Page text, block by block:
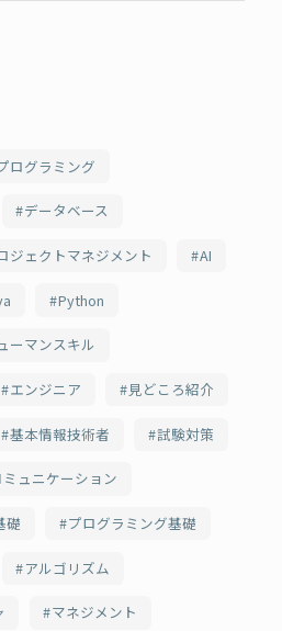
ログラミング
データベース
ジェクトマネジメント AI
Python
ーマンスキル
エンジニア 見どころ紹介
基本情報技術者 試験対策
ミュニケーション
礎 プログラミング基礎
アルゴリズム
マネジメント